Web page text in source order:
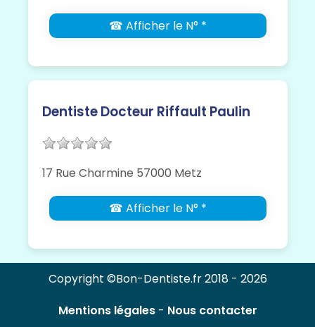
☎ Afficher le N° *
Dentiste Docteur Riffault Paulin
17 Rue Charmine 57000 Metz
☎ Afficher le N° *
Copyright ©Bon-Dentiste.fr 2018 - 2026
Mentions légales- Nous contacter